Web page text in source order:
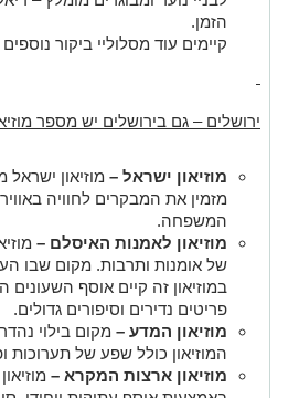
ירושלים – גם בירושלים יש מספר
המשפחה.
מוזיאון לאמנות האיסלם –
במוזיאון זה קיים אוסף השעונים
פריטים נדירים וסיפורים גדולים.
מוזיאון המדע –
המוזיאון כולל שפע של תערוכות
מוזיאון ארצות המקרא –
באמצעות אוסף עתיקות ייחודי.
אקווריום ישראל –זהו אתר
המבקר "על יבש".
המקום כולל סיורים מודרכים
פעילויות לימודיות אך מרתקות